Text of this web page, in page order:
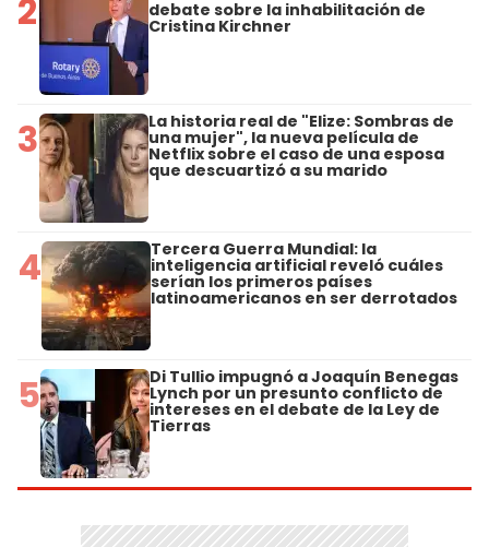
2 debate sobre la inhabilitación de
Cristina Kirchner
3 La historia real de "Elize: Sombras de
una mujer", la nueva película de
Netflix sobre el caso de una esposa
que descuartizó a su marido
4 Tercera Guerra Mundial: la
inteligencia artificial reveló cuáles
serían los primeros países
latinoamericanos en ser derrotados
5 Di Tullio impugnó a Joaquín Benegas
Lynch por un presunto conflicto de
intereses en el debate de la Ley de
Tierras